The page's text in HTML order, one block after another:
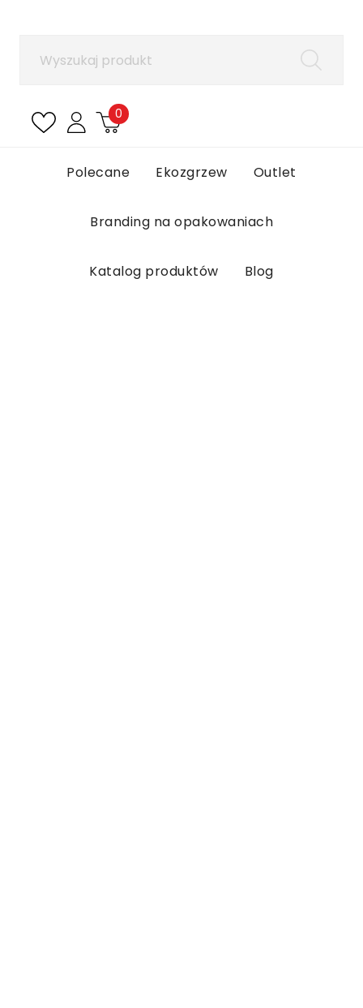
0
Polecane Ekozgrzew Outlet
Branding na opakowaniach
Katalog produktów Blog
Aby zapisać produkty na liście ulubionych, musisz
Anuluj Zaloguj się